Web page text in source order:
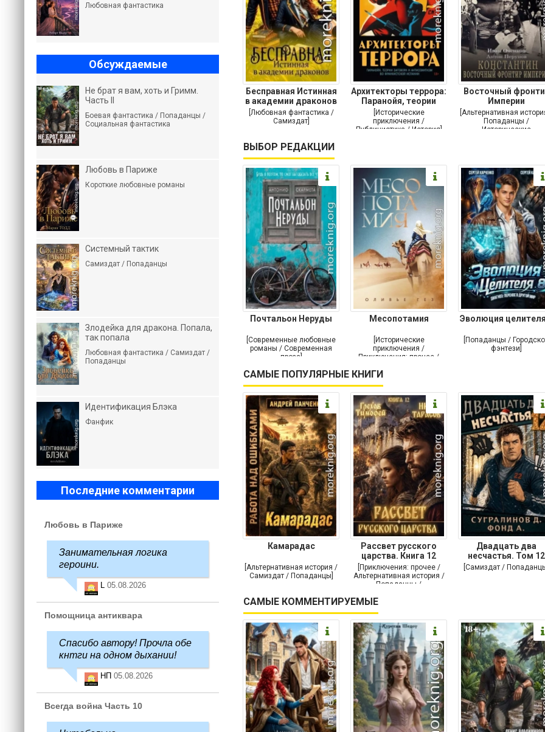
Бесправная Истинная
в академии драконов
[Любовная фантастика /
Самиздат]
Архитекторы террора:
Паранойя, теории
заговора и
[Исторические
приключения /
Публицистика / История]
Восточный
Империи
[Альтернативная
Попаданцы /
Исторические
ВЫБОР РЕДАКЦИИ
Почтальон Неруды
[Современные любовные
романы / Современная
проза]
Месопотамия
[Исторические
приключения /
Приключения: прочее /
Историческая проза]
Эволюция
[Попаданцы /
фэнтези]
САМЫЕ ПОПУЛЯРНЫЕ КНИГИ
Камарадас
[Альтернативная история /
Самиздат / Попаданцы]
Рассвет русского
царства. Книга 12
[Приключения: прочее /
Альтернативная история /
Попаданцы /
приключения]
Двадцать два
несчастья. Том 12
[Самиздат /
САМЫЕ КОММЕНТИРУЕМЫЕ
Любовная фантастика
Обсуждаемые
Не брат я вам, хоть и Гримм.
Часть II
Боевая фантастика / Попаданцы /
Социальная фантастика
Любовь в Париже
Короткие любовные романы
Системный тактик
Самиздат / Попаданцы
Злодейка для дракона. Попала,
так попала
Любовная фантастика / Самиздат /
Попаданцы
Идентификация Блэка
Фанфик
Последние комментарии
Любовь в Париже
Занимательная логика
героини.
L 05.08.2026
Помощница антиквара
Спасибо автору! Прочла обе
кнтги на одном дыхании!
НП 05.08.2026
Всегда война Часть 10